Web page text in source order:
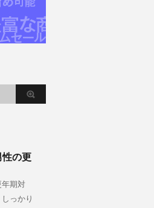
性の更
年期対
っかり